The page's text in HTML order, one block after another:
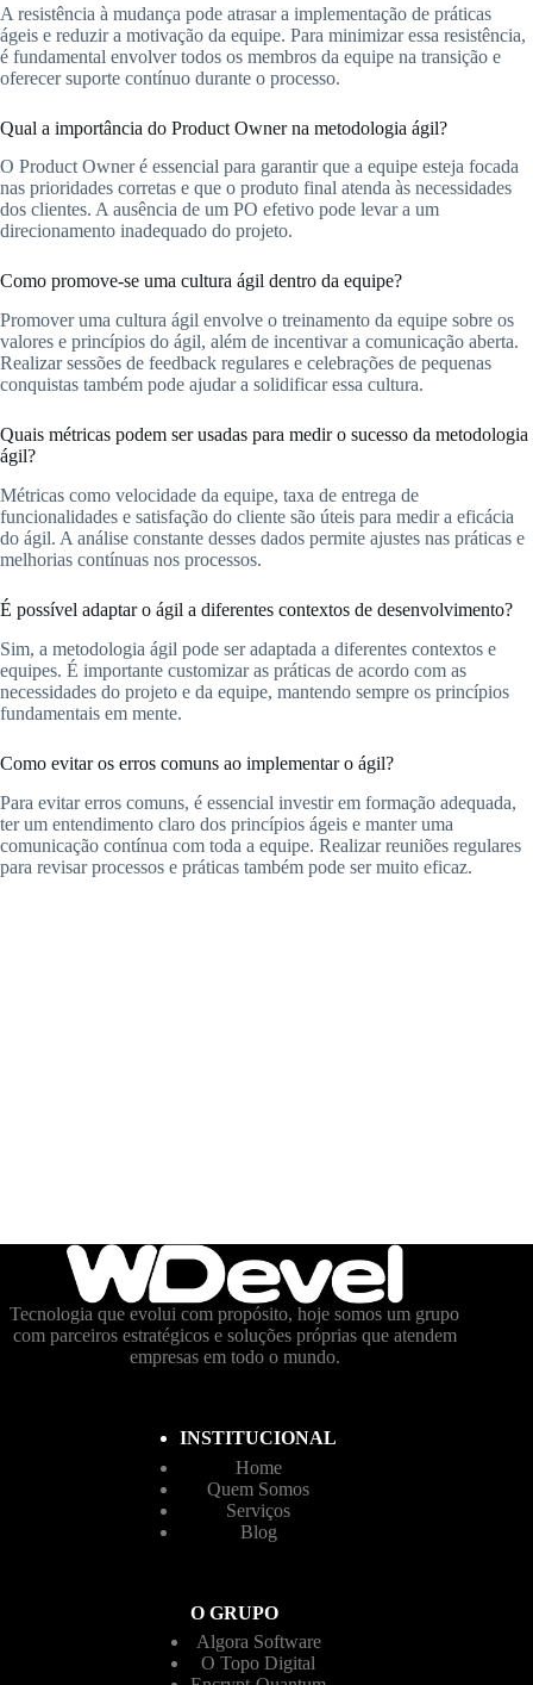
A resistência à mudança pode atrasar a implementação de práticas
ágeis e reduzir a motivação da equipe. Para minimizar essa resistência,
é fundamental envolver todos os membros da equipe na transição e
oferecer suporte contínuo durante o processo.
Qual a importância do Product Owner na metodologia ágil?
O Product Owner é essencial para garantir que a equipe esteja focada
nas prioridades corretas e que o produto final atenda às necessidades
dos clientes. A ausência de um PO efetivo pode levar a um
direcionamento inadequado do projeto.
Como promove-se uma cultura ágil dentro da equipe?
Promover uma cultura ágil envolve o treinamento da equipe sobre os
valores e princípios do ágil, além de incentivar a comunicação aberta.
Realizar sessões de feedback regulares e celebrações de pequenas
conquistas também pode ajudar a solidificar essa cultura.
Quais métricas podem ser usadas para medir o sucesso da metodologia
ágil?
Métricas como velocidade da equipe, taxa de entrega de
funcionalidades e satisfação do cliente são úteis para medir a eficácia
do ágil. A análise constante desses dados permite ajustes nas práticas e
melhorias contínuas nos processos.
É possível adaptar o ágil a diferentes contextos de desenvolvimento?
Sim, a metodologia ágil pode ser adaptada a diferentes contextos e
equipes. É importante customizar as práticas de acordo com as
necessidades do projeto e da equipe, mantendo sempre os princípios
fundamentais em mente.
Como evitar os erros comuns ao implementar o ágil?
Para evitar erros comuns, é essencial investir em formação adequada,
ter um entendimento claro dos princípios ágeis e manter uma
comunicação contínua com toda a equipe. Realizar reuniões regulares
para revisar processos e práticas também pode ser muito eficaz.
Tecnologia que evolui com propósito, hoje somos um grupo
com parceiros estratégicos e soluções próprias que atendem
empresas em todo o mundo.
INSTITUCIONAL
Home
Quem Somos
Serviços
Blog
O GRUPO
Algora Software
O Topo Digital